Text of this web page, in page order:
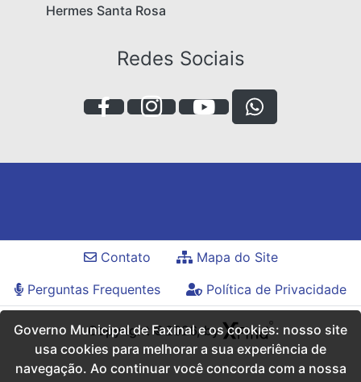
Hermes Santa Rosa
Redes Sociais
Contato
Mapa do Site
Perguntas Frequentes
Política de Privacidade
Copyright ©2026, by
Governo Municipal de Faxinal e os cookies: nosso site
usa cookies para melhorar a sua experiência de
navegação. Ao continuar você concorda com a nossa